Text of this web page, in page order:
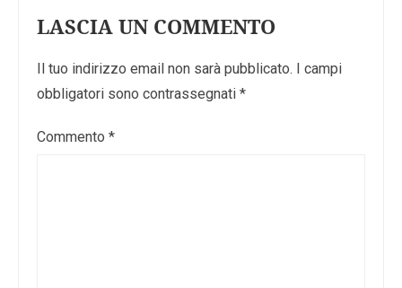
LASCIA UN COMMENTO
Il tuo indirizzo email non sarà pubblicato. I campi
obbligatori sono contrassegnati *
Commento *